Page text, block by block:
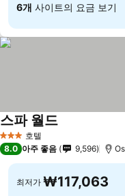
6개 사이트의 요금 보기
3 성급 호텔
스파 월드
8.0 아주 좋음 9,596
최저가 ₩117,063